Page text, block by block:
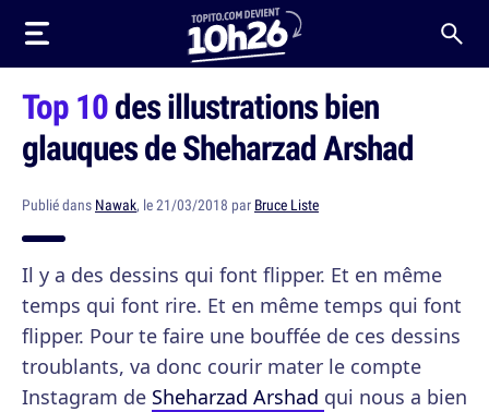
Top 10des illustrations bien
glauques de Sheharzad Arshad
Publié dans Nawak, le 21/03/2018 par Bruce Liste
Il y a des dessins qui font flipper. Et en même
temps qui font rire. Et en même temps qui font
flipper. Pour te faire une bouffée de ces dessins
troublants, va donc courir mater le compte
Instagram de Sheharzad Arshad qui nous a bien